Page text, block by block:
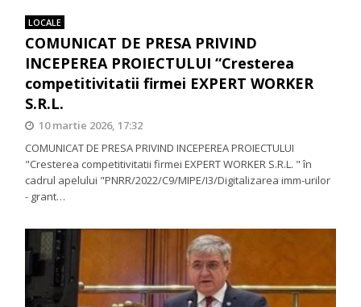
LOCALE
COMUNICAT DE PRESA PRIVIND
INCEPEREA PROIECTULUI “Cresterea
competitivitatii firmei EXPERT WORKER
S.R.L.
10 martie 2026, 17:32
COMUNICAT DE PRESA PRIVIND INCEPEREA PROIECTULUI
"Cresterea competitivitatii firmei EXPERT WORKER S.R.L. " în
cadrul apelului "PNRR/2022/C9/MIPE/I3/Digitalizarea imm-urilor
- grant…